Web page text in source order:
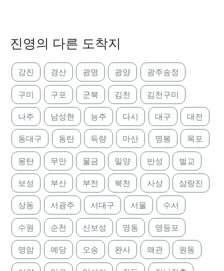
진영의 다른 도착지
강진 경산 광명 광양 광주송정
구미 구포 군북 김천 김천구미
나주 남성현 능주 다시 대구 대전
동대구 동탄 득량 마산 명봉 목포
몽탄 무안 물금 밀양 반성 벌교
보성 부산 부전 북천 사상 삼랑진
상동 서광주 서대구 서울 수서
수원 순천 신보성 영동 영등포
영암 예당 오송 완사 왜관 원동